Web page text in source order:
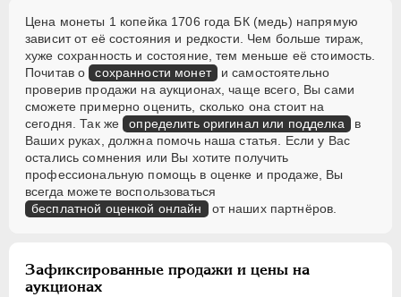
Цена монеты 1 копейка 1706 года БК (медь) напрямую
зависит от её состояния и редкости. Чем больше тираж,
хуже сохранность и состояние, тем меньше её стоимость.
Почитав о сохранности монет и самостоятельно
проверив продажи на аукционах, чаще всего, Вы сами
сможете примерно оценить, сколько она стоит на
сегодня. Так же определить оригинал или подделка в
Ваших руках, должна помочь наша статья. Если у Вас
остались сомнения или Вы хотите получить
профессиональную помощь в оценке и продаже, Вы
всегда можете воспользоваться
бесплатной оценкой онлайн от наших партнёров.
Зафиксированные продажи и цены на
аукционах